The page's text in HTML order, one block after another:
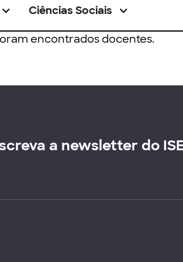
Ciências Sociais
encontrados docentes.
a newsletter do